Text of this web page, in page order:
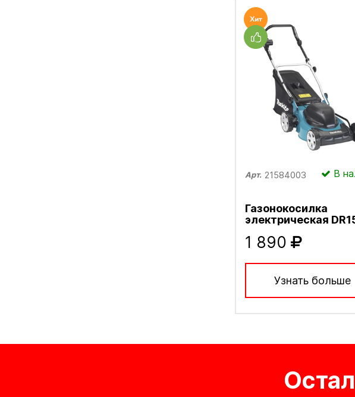
Арт. 21584003 В
Газонокосилка
электрическая
1 890
Узнать больше